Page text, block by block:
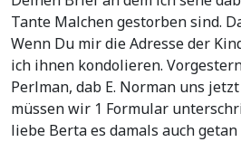
Tante Malchen gestorben sind.
Wenn Du mir die Adresse der
ich ihnen kondolieren.
Perlman, dab E. Norman uns
müssen wir 1 Formular
liebe Berta es damals auch